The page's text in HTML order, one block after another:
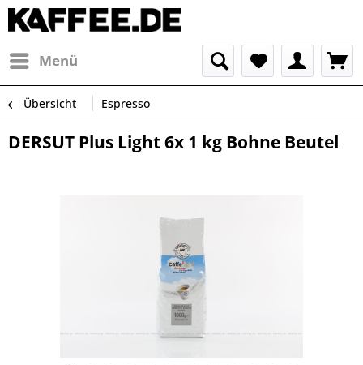
Menü
Übersicht Espresso
DERSUT Plus Light 6x 1 kg Bohne Beutel